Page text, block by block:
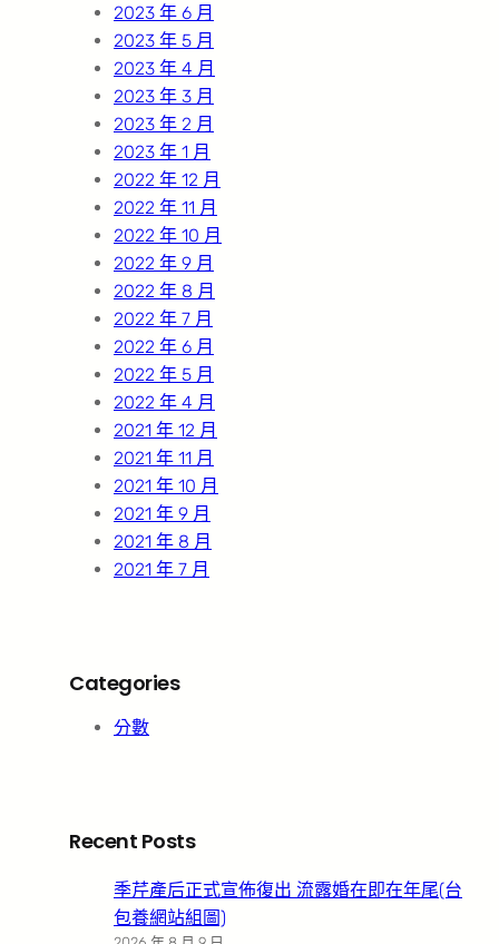
2023 年 6 月
2023 年 5 月
2023 年 4 月
2023 年 3 月
2023 年 2 月
2023 年 1 月
2022 年 12 月
2022 年 11 月
2022 年 10 月
2022 年 9 月
2022 年 8 月
2022 年 7 月
2022 年 6 月
2022 年 5 月
2022 年 4 月
2021 年 12 月
2021 年 11 月
2021 年 10 月
2021 年 9 月
2021 年 8 月
2021 年 7 月
Categories
分數
Recent Posts
季芹產后正式宣佈復出 流露婚在即在年尾(台
包養網站組圖)